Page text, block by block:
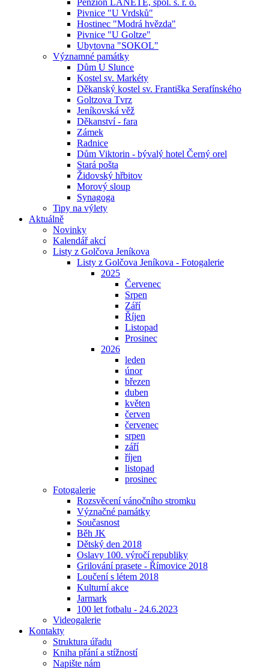
Penzion LANETE, spol. s. r. o.
Pivnice "U Vrdsků"
Hostinec "Modrá hvězda"
Pivnice "U Goltze"
Ubytovna "SOKOL"
Významné památky
Dům U Slunce
Kostel sv. Markéty
Děkanský kostel sv. Františka Serafínského
Goltzova Tvrz
Jeníkovská věž
Děkanství - fara
Zámek
Radnice
Dům Viktorin - bývalý hotel Černý orel
Stará pošta
Židovský hřbitov
Morový sloup
Synagoga
Tipy na výlety
Aktuálně
Novinky
Kalendář akcí
Listy z Golčova Jeníkova
Listy z Golčova Jeníkova - Fotogalerie
2025
Červenec
Srpen
Září
Říjen
Listopad
Prosinec
2026
leden
únor
březen
duben
květen
červen
červenec
srpen
září
říjen
listopad
prosinec
Fotogalerie
Rozsvěcení vánočního stromku
Význačné památky
Současnost
Běh JK
Dětský den 2018
Oslavy 100. výročí republiky
Grilování prasete - Římovice 2018
Loučení s létem 2018
Kulturní akce
Jarmark
100 let fotbalu - 24.6.2023
Videogalerie
Kontakty
Struktura úřadu
Kniha přání a stížností
Napište nám